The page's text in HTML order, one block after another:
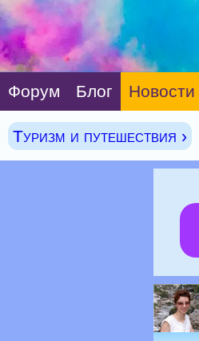
Форум Блог Новости
Туризм и путешествия ›